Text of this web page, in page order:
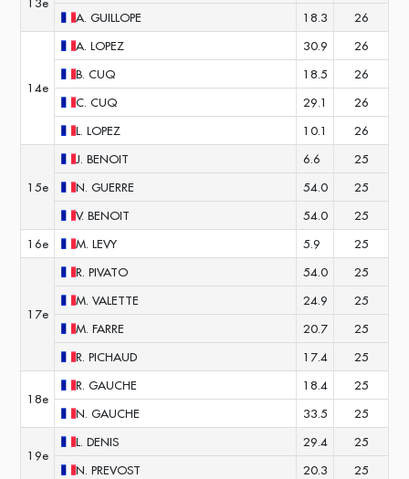
13e
A. GUILLOPE 18.3 26
14e
A. LOPEZ 30.9
26
B. CUQ 18.5
26
C. CUQ 29.1
26
L. LOPEZ 10.1 26
15e
J. BENOIT 6.6
25
N. GUERRE 54.0
25
V. BENOIT 54.0
25
16e
M. LEVY 5.9 25
17e
R. PIVATO 54.0
25
M. VALETTE 24.9
25
M. FARRE 20.7
25
R. PICHAUD 17.4 25
18e
R. GAUCHE 18.4
25
N. GAUCHE 33.5 25
19e
L. DENIS 29.4
25
N. PREVOST 20.3
25